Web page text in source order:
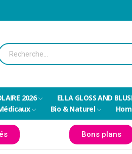
2026 ELLA GLOSS AND
Bio & Naturel
Bons plans